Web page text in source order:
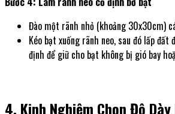
Đào một rãnh nhỏ (khoảng 30x30cm)
Kéo bạt xuống rãnh neo, sau đó lấp đất
định để giữ cho bạt không bị gió bay
4. Kinh Nghiệm Chọn Độ Dày